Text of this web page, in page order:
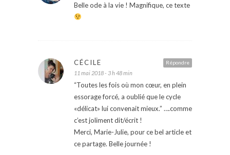
Belle ode à la vie ! Magnifique, ce texte
Répondre
CÉCILE
11 mai 2018 - 3 h 48 min
“Toutes les fois où mon cœur, en plein
essorage forcé, a oublié que le cycle
«délicat» lui convenait mieux.” ….comme
c’est joliment dit/écrit !
Merci, Marie-Julie, pour ce bel article et
ce partage. Belle journée !